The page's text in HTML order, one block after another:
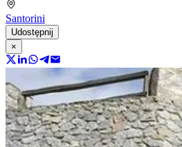
Santorini
Udostępnij
×